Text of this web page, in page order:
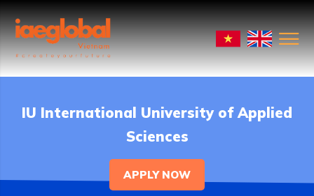
IU International University of Applied
Sciences
APPLY NOW